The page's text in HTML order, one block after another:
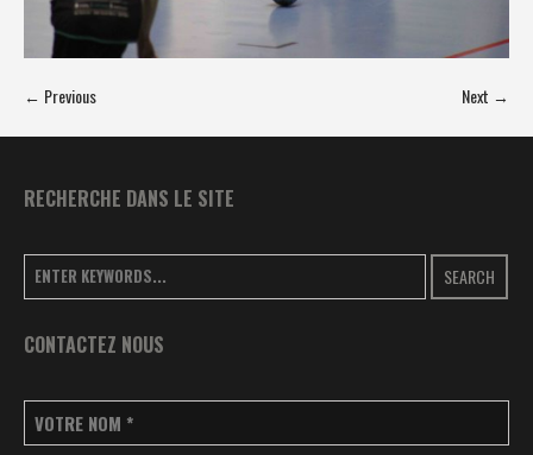
← Previous Next →
RECHERCHE DANS LE SITE
SEARCH
CONTACTEZ NOUS
VOTRE NOM *